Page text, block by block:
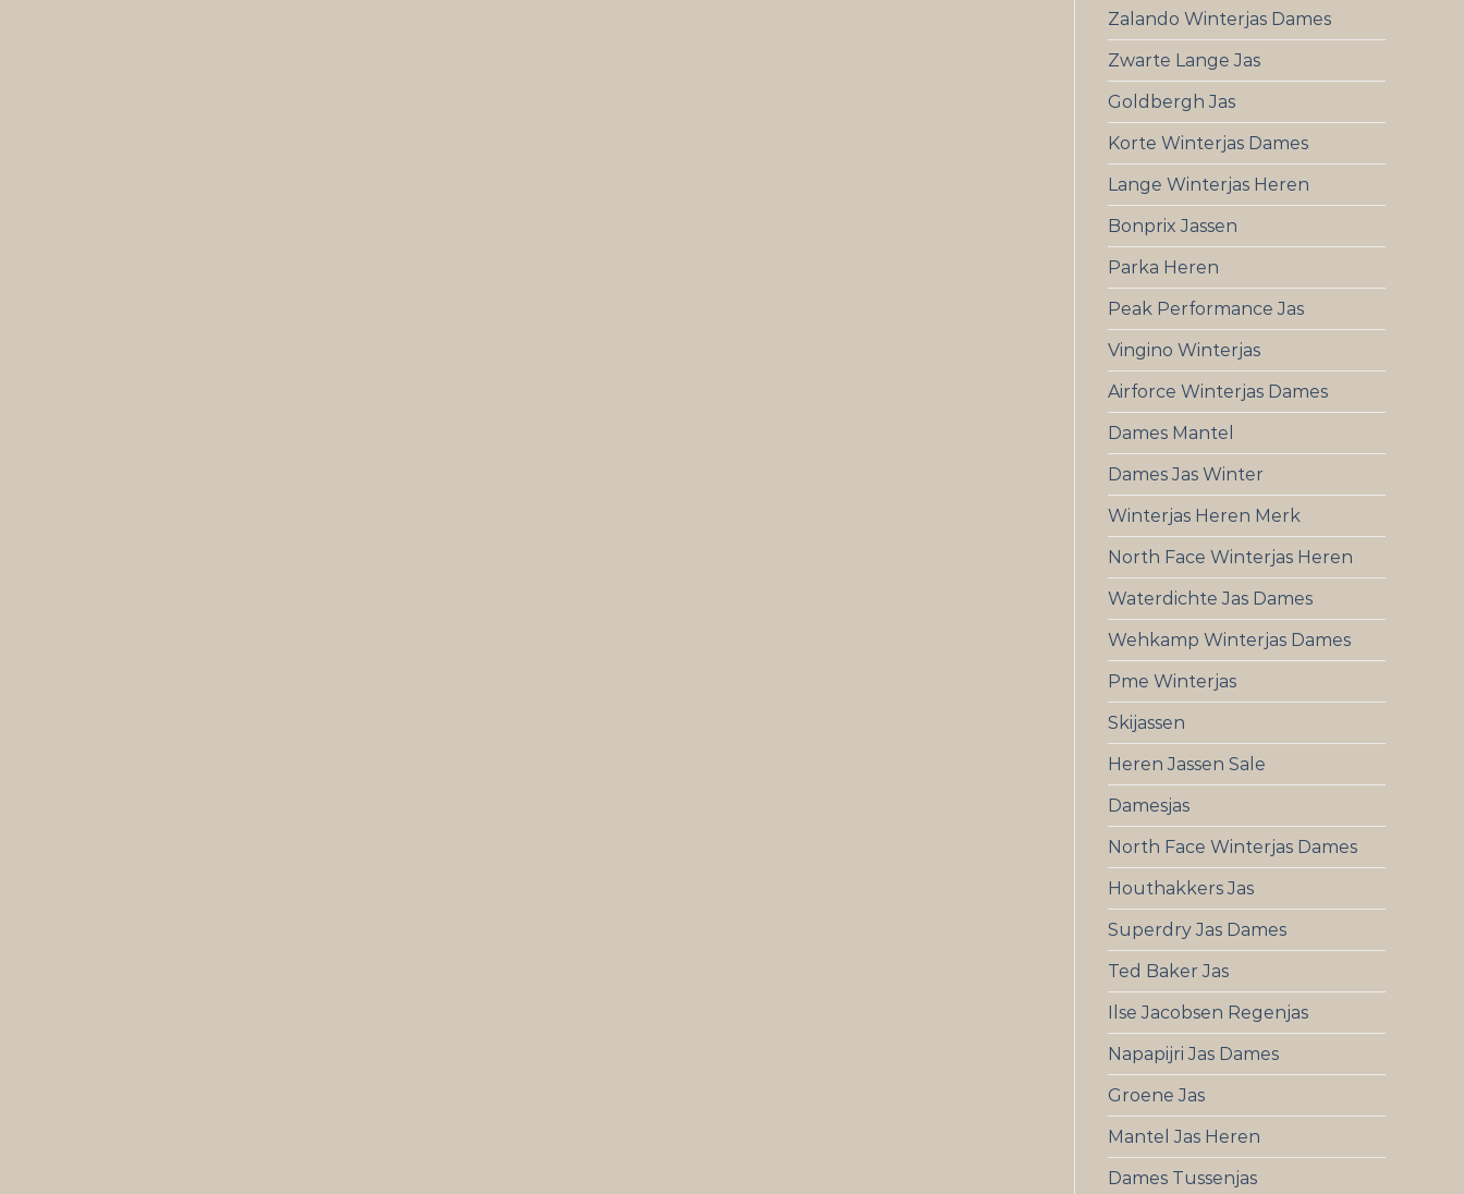
Zalando Winterjas Dames
Zwarte Lange Jas
Goldbergh Jas
Korte Winterjas Dames
Lange Winterjas Heren
Bonprix Jassen
Parka Heren
Peak Performance Jas
Vingino Winterjas
Airforce Winterjas Dames
Dames Mantel
Dames Jas Winter
Winterjas Heren Merk
North Face Winterjas Heren
Waterdichte Jas Dames
Wehkamp Winterjas Dames
Pme Winterjas
Skijassen
Heren Jassen Sale
Damesjas
North Face Winterjas Dames
Houthakkers Jas
Superdry Jas Dames
Ted Baker Jas
Ilse Jacobsen Regenjas
Napapijri Jas Dames
Groene Jas
Mantel Jas Heren
Dames Tussenjas